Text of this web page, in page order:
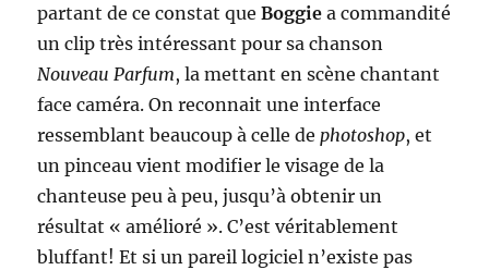
partant de ce constat queBoggie a commandité
un clip très intéressant pour sa chanson
Nouveau Parfum, la mettant en scène chantant
face caméra. On reconnait une interface
ressemblant beaucoup à celle dephotoshop, et
un pinceau vient modifier le visage de la
chanteuse peu à peu, jusqu’à obtenir un
résultat « amélioré ». C’est véritablement
bluffant! Et si un pareil logiciel n’existe pas